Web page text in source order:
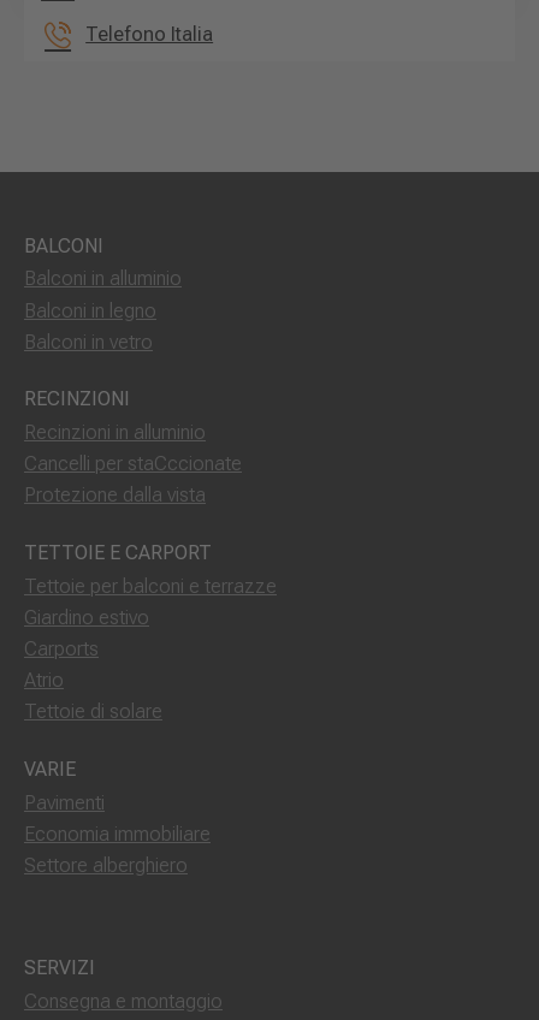
Telefono Italia
BALCONI
Balconi in alluminio
Balconi in legno
Balconi in vetro
RECINZIONI
Recinzioni in alluminio
Cancelli per staCccionate
Protezione dalla vista
TETTOIE E CARPORT
Tettoie per balconi e terrazze
Giardino estivo
Carports
Atrio
Tettoie di solare
VARIE
Pavimenti
Economia immobiliare
Settore alberghiero
SERVIZI
Consegna e montaggio